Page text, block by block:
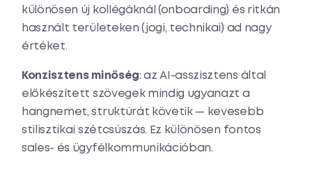
különösen új kollégáknál (onboarding) és ritkán
használt területeken (jogi, technikai) ad nagy
értéket.
Konzisztens minőség: az AI-asszisztens által
előkészített szövegek mindig ugyanazt a
hangnemet, struktúrát követik — kevesebb
stilisztikai szétcsúszás. Ez különösen fontos
sales- és ügyfélkommunikációban.